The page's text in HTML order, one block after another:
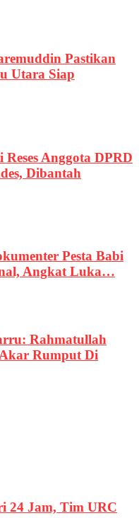
Pastikan
Utara Siap
Anggota DPRD
Dibantah
Pesta Babi
Angkat Luka…
Rahmatullah
Rumput Di
24 Jam, Tim URC